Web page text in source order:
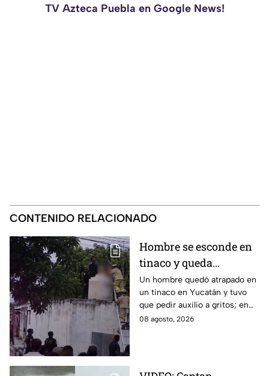
TV Azteca Puebla en Google News!
CONTENIDO RELACIONADO
Hombre se esconde en
tinaco y queda
atrapado por más de
dos horas en Yucatán;
así lo encontraron
Un hombre quedó atrapado en
un tinaco en Yucatán y tuvo
que pedir auxilio a gritos; en
redes aseguran que intentaba
08 agosto, 2026